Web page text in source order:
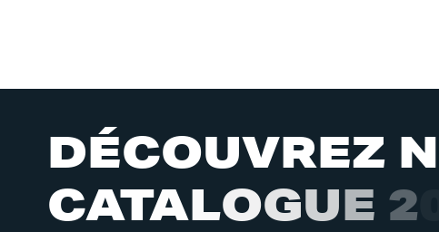
DÉCOUVREZ N
CATALOGUE 2